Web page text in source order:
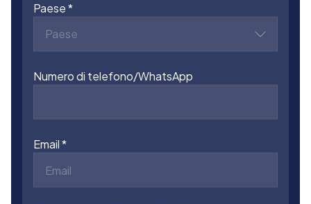
Paese
Paese
Numero di telefono/WhatsApp
Email